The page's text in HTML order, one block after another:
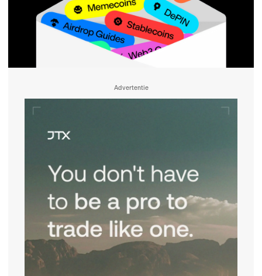
Advertentie